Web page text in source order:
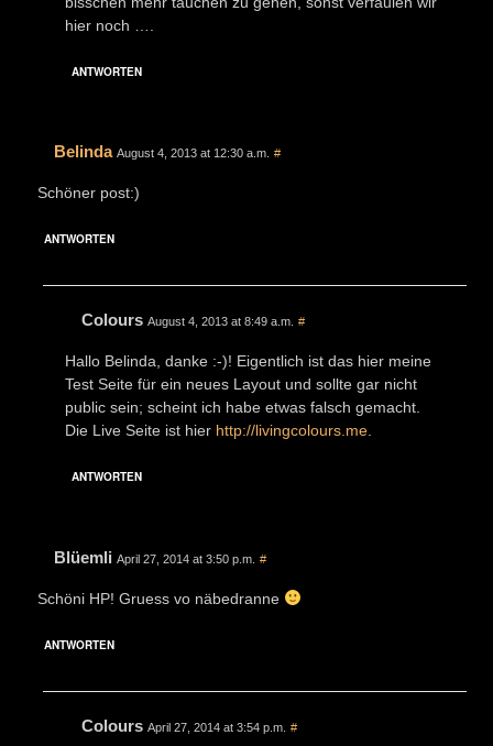
hier noch ….
ANTWORTEN
Belinda August 4, 2013 at 12:30 a.m. #
Schöner post:)
ANTWORTEN
Colours August 4, 2013 at 8:49 a.m. #
Hallo Belinda, danke :-)! Eigentlich ist das hier meine
Test Seite für ein neues Layout und sollte gar nicht
public sein; scheint ich habe etwas falsch gemacht.
Die Live Seite ist hier http://livingcolours.me
ANTWORTEN
Blüemli April 27, 2014 at 3:50 p.m. #
Schöni HP! Gruess vo näbedranne
ANTWORTEN
Colours April 27, 2014 at 3:54 p.m. #